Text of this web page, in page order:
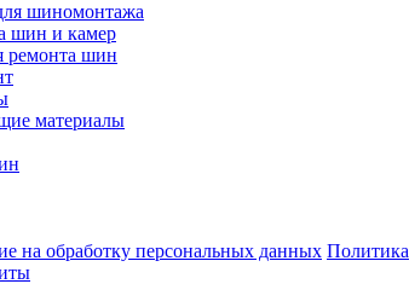
шиномонтажа
шин и камер
ремонта шин
материалы
на обработку персональных данных Политика